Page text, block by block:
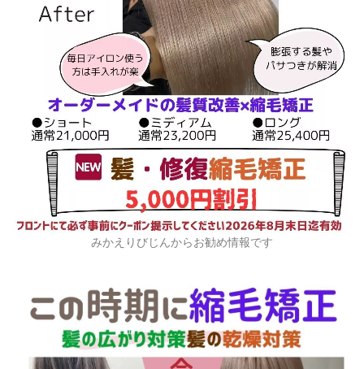
みかえりびじんからお勧め情報です